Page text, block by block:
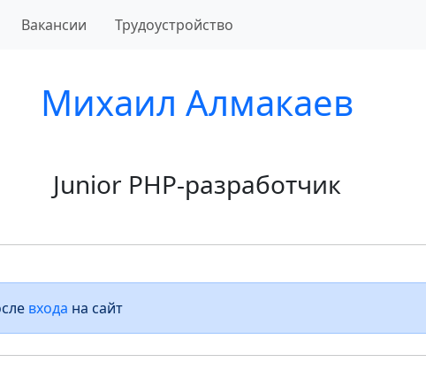
Вакансии Трудоустройство
Михаил Алмакаев
Junior PHP-разработчик
входа на сайт